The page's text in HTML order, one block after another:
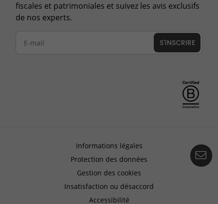
fiscales et patrimoniales et suivez les avis exclusifs
de nos experts.
S'INSCRIRE
Informations légales
Protection des données
Gestion des cookies
Insatisfaction ou désaccord
Accessibilité